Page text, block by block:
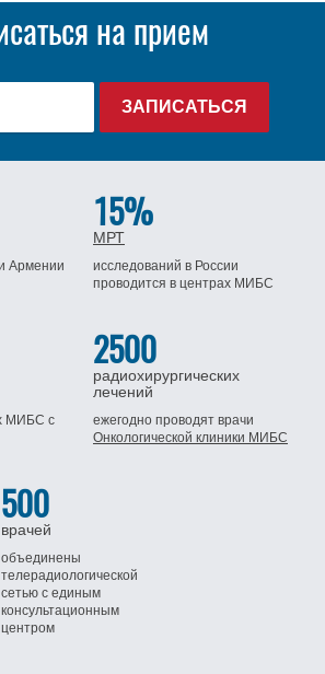
на прием
Армении
15%
МРТ
исследований в России
проводится в центрах МИБС
МИБСс
2500
радиохирургических
лечений
ежегодно проводят врачи
Онкологической клиники МИБС
500
врачей
объединены
телерадиологической
сетью с единым
консультационным
центром